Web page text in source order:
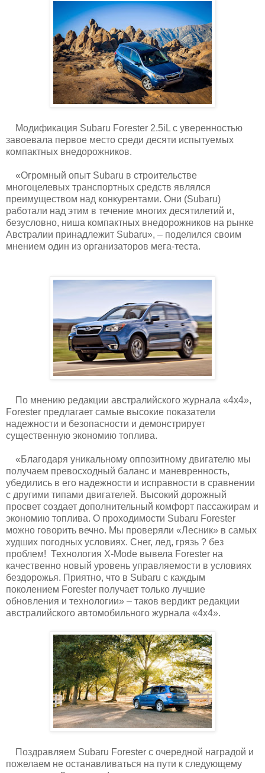
Модификация Subaru Forester 2.5iL с уверенностью
завоевала первое место среди десяти испытуемых
компактных внедорожников.
«Огромный опыт Subaru в строительстве
многоцелевых транспортных средств являлся
преимуществом над конкурентами. Они (Subaru)
работали над этим в течение многих десятилетий и,
безусловно, ниша компактных внедорожников на рынке
Австралии принадлежит Subaru», – поделился своим
мнением один из организаторов мега-теста.
По мнению редакции австралийского журнала «4х4»,
Forester предлагает самые высокие показатели
надежности и безопасности и демонстрирует
существенную экономию топлива.
«Благодаря уникальному оппозитному двигателю мы
получаем превосходный баланс и маневренность,
убедились в его надежности и исправности в сравнении
с другими типами двигателей. Высокий дорожный
просвет создает дополнительный комфорт пассажирам и
экономию топлива. О проходимости Subaru Forester
можно говорить вечно. Мы проверяли «Лесник» в самых
худших погодных условиях. Снег, лед, грязь ? без
проблем! Технология X-Mode вывела Forester на
качественно новый уровень управляемости в условиях
бездорожья. Приятно, что в Subaru с каждым
поколением Forester получает только лучшие
обновления и технологии» – таков вердикт редакции
австралийского автомобильного журнала «4х4».
Поздравляем Subaru Forester с очередной наградой и
пожелаем не останавливаться на пути к следующему